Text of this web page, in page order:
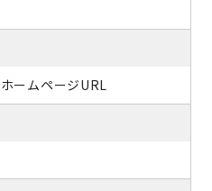
ームページURL